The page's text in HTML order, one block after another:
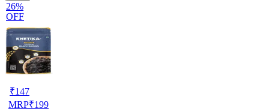
26%
OFF
₹147
MRP₹199